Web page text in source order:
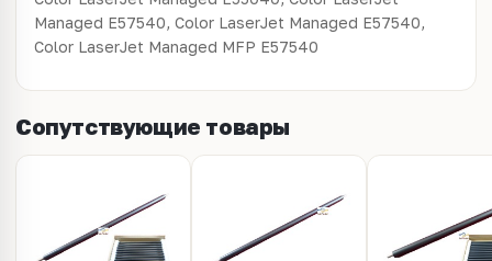
Managed E57540, Color LaserJet Managed E57540,
Color LaserJet Managed MFP E57540
Сопутствующие товары